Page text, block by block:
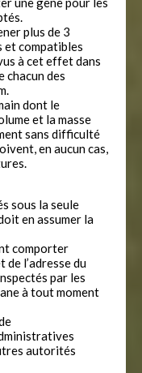
plus de 3
et compatibles
à cet effet dans
chacun des
dont le
et la masse
sans difficulté
en aucun cas,
sous la seule
en assumer la
comporter
de l’adresse du
par les
à tout moment
autorités